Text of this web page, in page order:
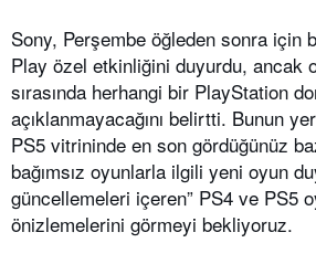
Sony, Perşembe öğleden sonra için
Play özel etkinliğini duyurdu, ancak
sırasında herhangi bir PlayStation
açıklanmayacağını belirtti. Bunun
PS5 vitrininde en son gördüğünüz
bağımsız oyunlarla ilgili yeni oyun
güncellemeleri içeren” PS4 ve PS5
önizlemelerini görmeyi bekliyoruz.